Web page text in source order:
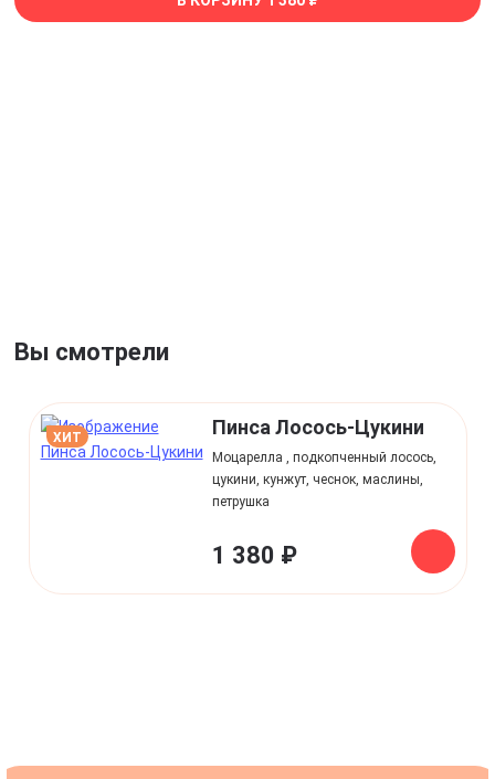
Вы смотрели
ХИТ Пинса Лосось-Цукини
Моцарелла , подкопченный лосось,
цукини, кунжут, чеснок, маслины,
петрушка
1 380 ₽